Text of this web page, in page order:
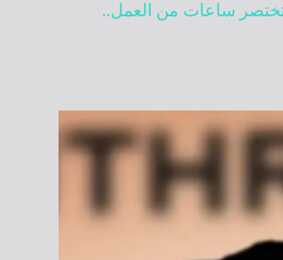
ساعات من العمل..